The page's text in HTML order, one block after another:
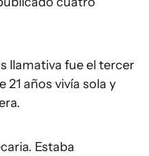
llamativa fue el tercer
21 años vivía sola y
Estaba